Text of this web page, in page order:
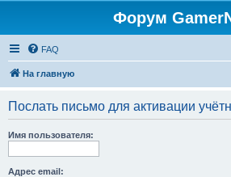
Форум
FAQ
На главную
Послать письмо для активации
Имя пользователя:
Адрес email: